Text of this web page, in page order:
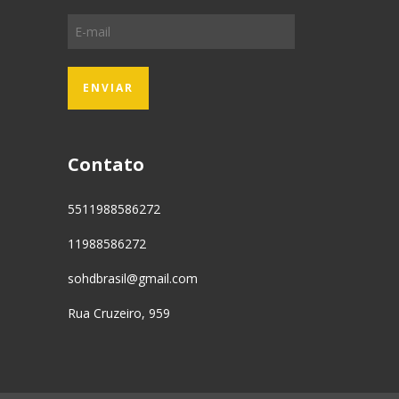
Contato
5511988586272
11988586272
sohdbrasil@gmail.com
Rua Cruzeiro, 959